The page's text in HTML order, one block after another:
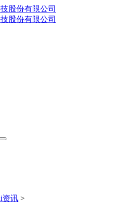
资讯 >